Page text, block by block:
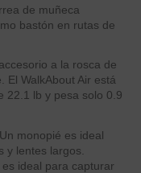
de muñeca
bastón en rutas de
a la rosca de
El WalkAbout Air está
22.1 lb y pesa solo 0.9
monopié es ideal
y lentes largos.
ideal para capturar